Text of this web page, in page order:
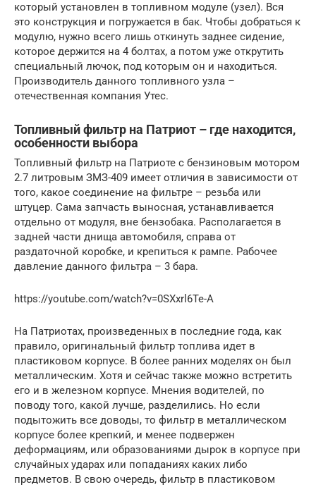
который установлен в топливном модуле (узел). Вся
это конструкция и погружается в бак. Чтобы добраться к
модулю, нужно всего лишь откинуть заднее сидение,
которое держится на 4 болтах, а потом уже открутить
специальный лючок, под которым он и находиться.
Производитель данного топливного узла –
отечественная компания Утес.
Топливный фильтр на Патриот – где находится,
особенности выбора
Топливный фильтр на Патриоте с бензиновым мотором
2.7 литровым ЗМЗ-409 имеет отличия в зависимости от
того, какое соединение на фильтре – резьба или
штуцер. Сама запчасть выносная, устанавливается
отдельно от модуля, вне бензобака. Располагается в
задней части днища автомобиля, справа от
раздаточной коробке, и крепиться к рампе. Рабочее
давление данного фильтра – 3 бара.
https://youtube.com/watch?v=0SXxrl6Te-A
На Патриотах, произведенных в последние года, как
правило, оригинальный фильтр топлива идет в
пластиковом корпусе. В более ранних моделях он был
металлическим. Хотя и сейчас также можно встретить
его и в железном корпусе. Мнения водителей, по
поводу того, какой лучше, разделились. Но если
подытожить все доводы, то фильтр в металлическом
корпусе более крепкий, и менее подвержен
деформациям, или образованиями дырок в корпусе при
случайных ударах или попаданиях каких либо
предметов. В свою очередь, фильтр в пластиковом